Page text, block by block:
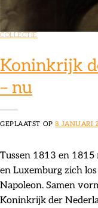
COLLECTIE
Koninkrijk
– nu
GEPLAATST OP8 JANUARI
Tussen 1813 en 1815
en Luxemburg zich
Napoleon. Samen
Koninkrijk der